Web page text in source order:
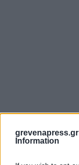
Information